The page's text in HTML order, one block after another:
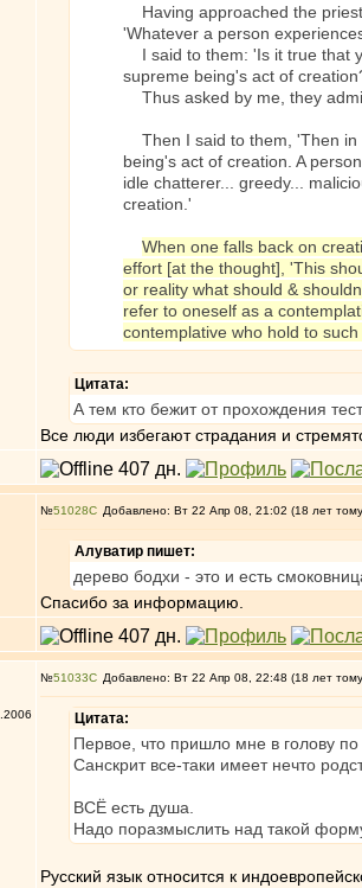
Having approached the
'Whatever a person
I said to them: 'Is it true that
supreme being's act of
Thus asked by me, they
Then I said to them, 'Then in
being's act of creation. A
idle chatterer... greedy...
creation.'
When one falls back on
effort [at the thought], 'This
or reality what should &
refer to oneself as a
contemplative who hold to
Цитата:
А тем кто бежит от прохождения
Все люди избегают страдания и
№51028 Добавлено: Вт 22 Апр 08, 21:02 (18 лет
Алуватир пишет:
дерево бодхи - это и есть
Спасибо за информацию.
№51033 Добавлено: Вт 22 Апр 08, 22:48 (18 лет
Цитата:
Первое, что пришло мне в голову по
Санскрит все-таки имеет нечто
ВСЁ есть душа.
Надо поразмыслить над такой
Русский язык относится к